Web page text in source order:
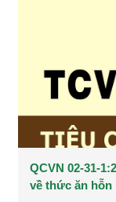
QCVN 02-31-
về thức ăn